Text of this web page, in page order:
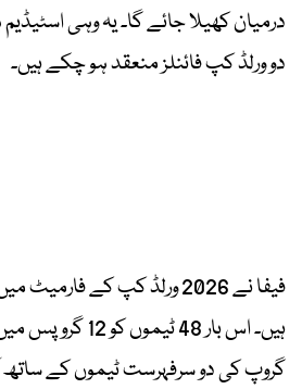
درمیان کھیلا جائے گا۔ یہ وہی
دو ورلڈ کپ فائنلز منعقد ہو چکے ہیں۔
فیفا نے 2026 ورلڈ کپ کے
ہیں۔ اس بار 48
گروپ کی دو سرفہرست ٹیموں کے